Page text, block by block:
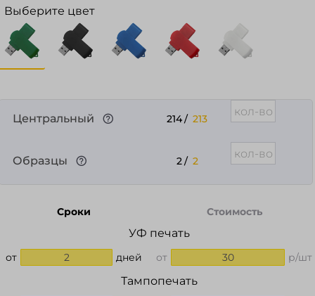
Выберите цвет
Центральный
Образцы
214/ 213
2/ 2
Сроки Стоимость
УФ печать
от 2 дней от 30 р/шт
Тампопечать